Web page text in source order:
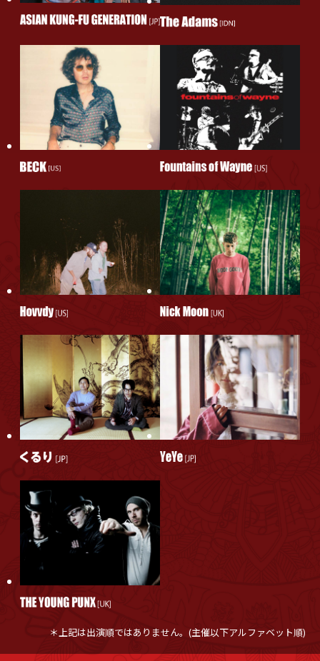
プ発表!!
Full Lineup Announced for NANO-MUGEN FES.2025
The Adams 単独公演決定！
The Adams Set to Perform Their First Solo Show in
2025.5.9
NANO-MUGEN FES.2025 in Yokohama 一般先着受付の
ご案内
NANO-MUGEN FES.2025 in Yokohama 第三弾出演アー
ティストが発表！
NANO-MUGEN FES. 2025 In Yokohama third wave of
performing artists announced!!
2025.4.29
「BECK Live in Japan 2025」 General ticket release
Information
2025.4.27
「BECK Live in Japan 2025」 イープラス 最終先着先行
のご案内
2025.4.18
BECK バンドセットでの単独公演が急遽決定！5/28(水)
BECK Solo Band Shows in Japan Just
Announced!Two-City Tour: Osaka on 5/28 (Wed),
Tokyo on 5/29 (Thu)!
2025.4.14
イープラスプレオーダー 四次のご案内
e+ Pre-Sale (fourth Round) Information
2025.4.7
Inbound Information
2025.3.31
＊上記は出演順ではありません。(主催以下アルファベット順)